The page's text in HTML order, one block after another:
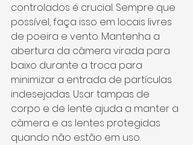
controlados é crucial. Sempre que
possível, faça isso em locais livres
de poeira e vento. Mantenha a
abertura da câmera virada para
baixo durante a troca para
minimizar a entrada de partículas
indesejadas. Usar tampas de
corpo e de lente ajuda a manter a
câmera e as lentes protegidas
quando não estão em uso.